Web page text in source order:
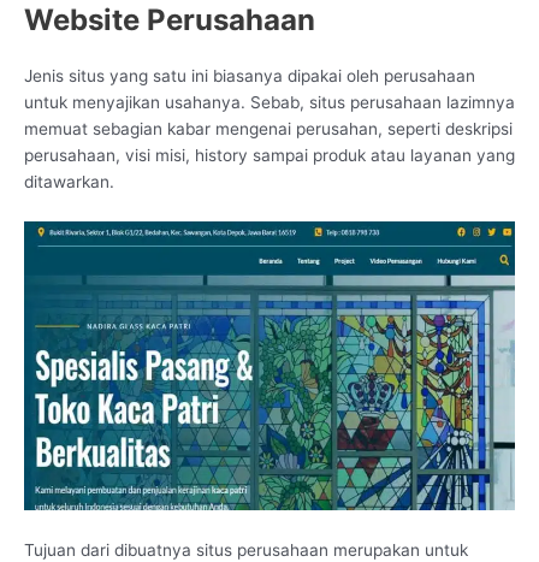
Website Perusahaan
Jenis situs yang satu ini biasanya dipakai oleh perusahaan
untuk menyajikan usahanya. Sebab, situs perusahaan lazimnya
memuat sebagian kabar mengenai perusahan, seperti deskripsi
perusahaan, visi misi, history sampai produk atau layanan yang
ditawarkan.
Tujuan dari dibuatnya situs perusahaan merupakan untuk